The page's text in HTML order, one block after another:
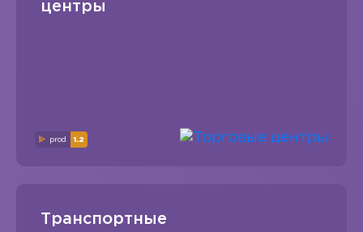
центры
prod 1.2
Транспортные